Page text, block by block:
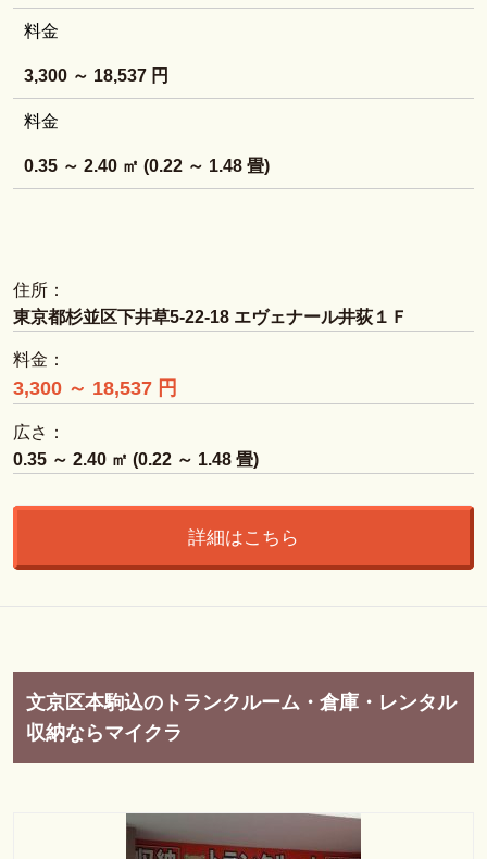
料金
3,300 ～ 18,537 円
料金
0.35 ～ 2.40 ㎡ (0.22 ～ 1.48 畳)
住所：
東京都杉並区下井草5-22-18 エヴェナール井荻１Ｆ
料金：
3,300 ～ 18,537 円
広さ：
0.35 ～ 2.40 ㎡ (0.22 ～ 1.48 畳)
詳細はこちら
文京区本駒込のトランクルーム・倉庫・レンタル
収納ならマイクラ